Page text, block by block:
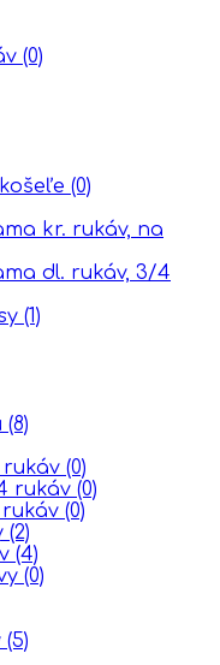
(0)
(0)
kr. rukáv, na
dl. rukáv, 3/4
(1)
(8)
rukáv (0)
rukáv (0)
(0)
(2)
(4)
(0)
(5)